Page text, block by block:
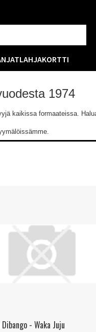
LAHJAKORTTI
1974
kaikissa formaateissa.
Dibango - Waka Juju